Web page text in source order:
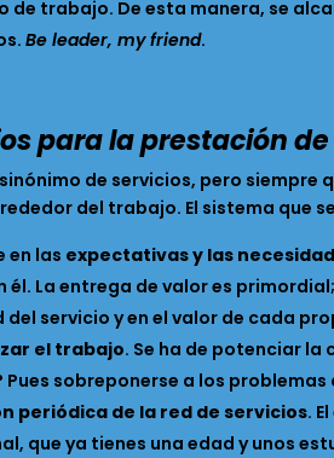
de trabajo. De esta manera, se
Be leader, my friend.
para la prestación
de servicios, pero siempre
del trabajo. El sistema que
en las expectativas y las
él. La entrega de valor es
del servicio y en el valor de cada
el trabajo. Se ha de potenciar
Pues sobreponerse a los
periódica de la red de servicios.
que ya tienes una edad y unos